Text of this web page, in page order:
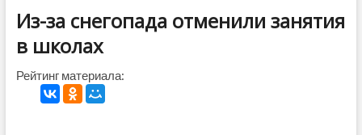
Из-за снегопада отменили занятия
в школах
Рейтинг материала: